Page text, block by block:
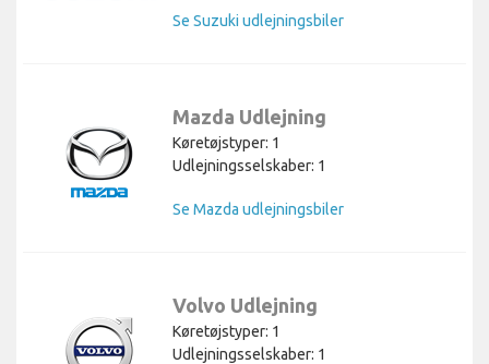
Se Suzuki udlejningsbiler
Mazda Udlejning
Køretøjstyper: 1
Udlejningsselskaber: 1
Se Mazda udlejningsbiler
Volvo Udlejning
Køretøjstyper: 1
Udlejningsselskaber: 1